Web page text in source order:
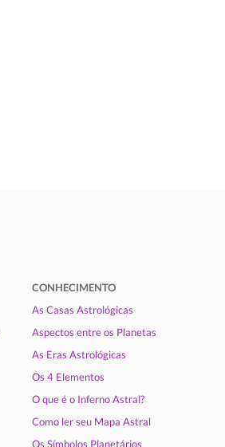
CONHECIMENTO
As Casas Astrológicas
Aspectos entre os Planetas
As Eras Astrológicas
Os 4 Elementos
O que é o Inferno Astral?
Como ler seu Mapa Astral
Os Símbolos Planetários